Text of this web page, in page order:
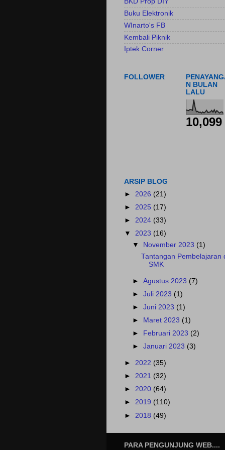
Buku Elektronik
WInarto's FB
Kembali Piknik
Iptek Corner
FOLLOWER
N BULAN
LALU
10,099
ARSIP BLOG
► 2026 (21)
► 2025 (17)
► 2024 (33)
▼ 2023 (16)
▼
November 2023 (1)
Tantangan Pembelajaran
SMK
►Agustus 2023 (7)
►Juli 2023 (1)
►Juni 2023 (1)
►
Maret 2023 (1)
►
Februari 2023 (2)
►Januari 2023 (3)
► 2022 (35)
► 2021 (32)
► 2020 (64)
► 2019 (110)
► 2018 (49)
PARA PENGUNJUNG WEB....